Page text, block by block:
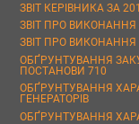
ЗВІТ КЕРІВНИКА ЗА
ЗВІТ ПРО ВИКОНАННЯ
ЗВІТ ПРО ВИКОНАННЯ
ОБҐРУНТУВАННЯ
ПОСТАНОВИ 710
ОБҐРУНТУВАННЯ
ГЕНЕРАТОРІВ
ОБҐРУНТУВАННЯ